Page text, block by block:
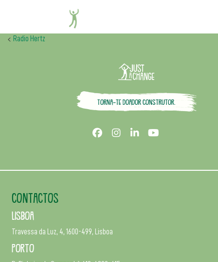
Jornal do Centro
< Radio Hertz
Torna-te doador construtor.
CONTACTOS
Lisboa
Travessa da Luz, 4, 1600-499, Lisboa
Porto